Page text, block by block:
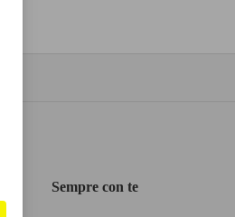
Sempre con te